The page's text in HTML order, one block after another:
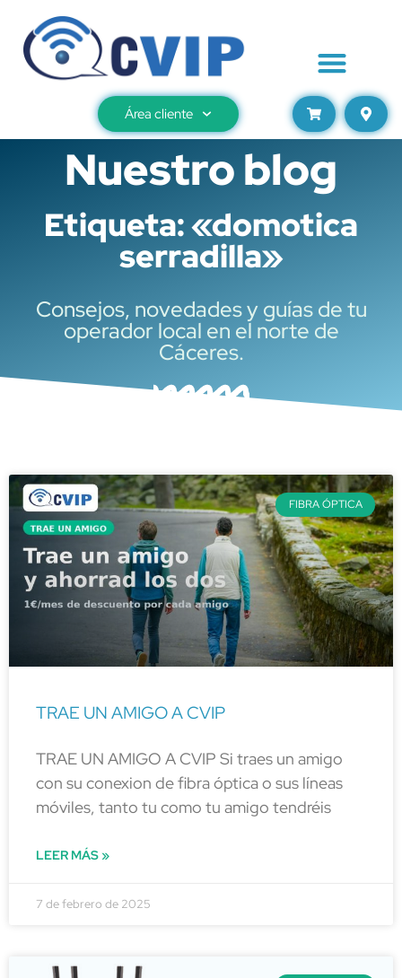
Área cliente
Nuestro blog
Etiqueta: «domotica
serradilla»
Consejos, novedades y guías de tu
operador local en el norte de
Cáceres.
FIBRA ÓPTICA
TRAE UN AMIGO A CVIP
TRAE UN AMIGO A CVIP Si traes un amigo
con su conexion de fibra óptica o sus líneas
móviles, tanto tu como tu amigo tendréis
LEER MÁS »
7 de febrero de 2025